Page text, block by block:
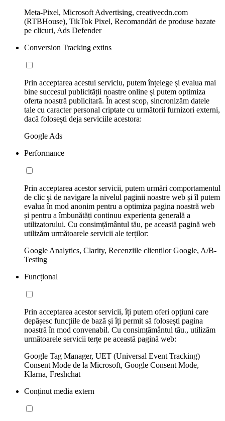
Meta-Pixel, Microsoft Advertising, creativecdn.com
(RTBHouse), TikTok Pixel, Recomandări de produse bazate
pe clicuri, Ads Defender
Conversion Tracking extins
Prin acceptarea acestui serviciu, putem înțelege și evalua mai
bine succesul publicității noastre online și putem optimiza
oferta noastră publicitară. În acest scop, sincronizăm datele
tale cu caracter personal criptate cu următorii furnizori externi,
dacă folosești deja serviciile acestora:
Google Ads
Performance
Prin acceptarea acestor servicii, putem urmări comportamentul
de clic și de navigare la nivelul paginii noastre web și îl putem
evalua în mod anonim pentru a optimiza pagina noastră web
și pentru a îmbunătăți continuu experiența generală a
utilizatorului. Cu consimțământul tău, pe această pagină web
utilizăm următoarele servicii ale terților:
Google Analytics, Clarity, Recenziile clienților Google, A/B-
Testing
Funcțional
Prin acceptarea acestor servicii, îți putem oferi opțiuni care
depășesc funcțiile de bază și îți permit să folosești pagina
noastră în mod convenabil. Cu consimțământul tău., utilizăm
următoarele servicii terțe pe această pagină web:
Google Tag Manager, UET (Universal Event Tracking)
Consent Mode de la Microsoft, Google Consent Mode,
Klarna, Freshchat
Conținut media extern